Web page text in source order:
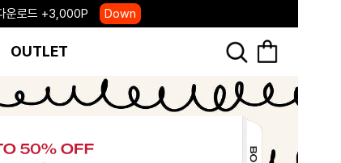
국내단독 프리오더(~8/10) Click
OUTLET